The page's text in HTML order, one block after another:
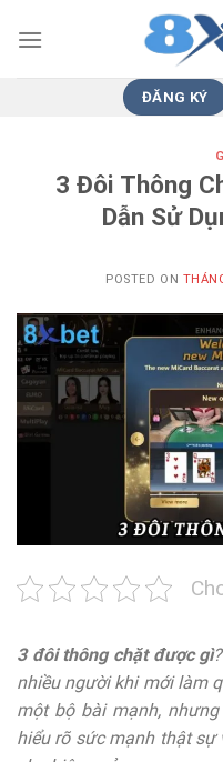
ĐĂNG KÝ
3 Đôi Thông
Dẫn Sử
POSTED ON
3 đôi thông chặt được gì
nhiều người khi mới làm
một bộ bài mạnh,
hiểu rõ sức mạnh thật